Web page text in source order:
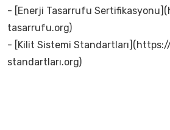
- [Enerji Tasarrufu
tasarrufu.org)
- [Kilit Sistemi
standartları.org)